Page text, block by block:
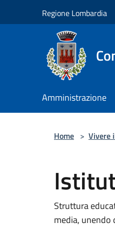
Regione Lombardia
Amministrazione
Home > Vivere
Struttura
media, unendo